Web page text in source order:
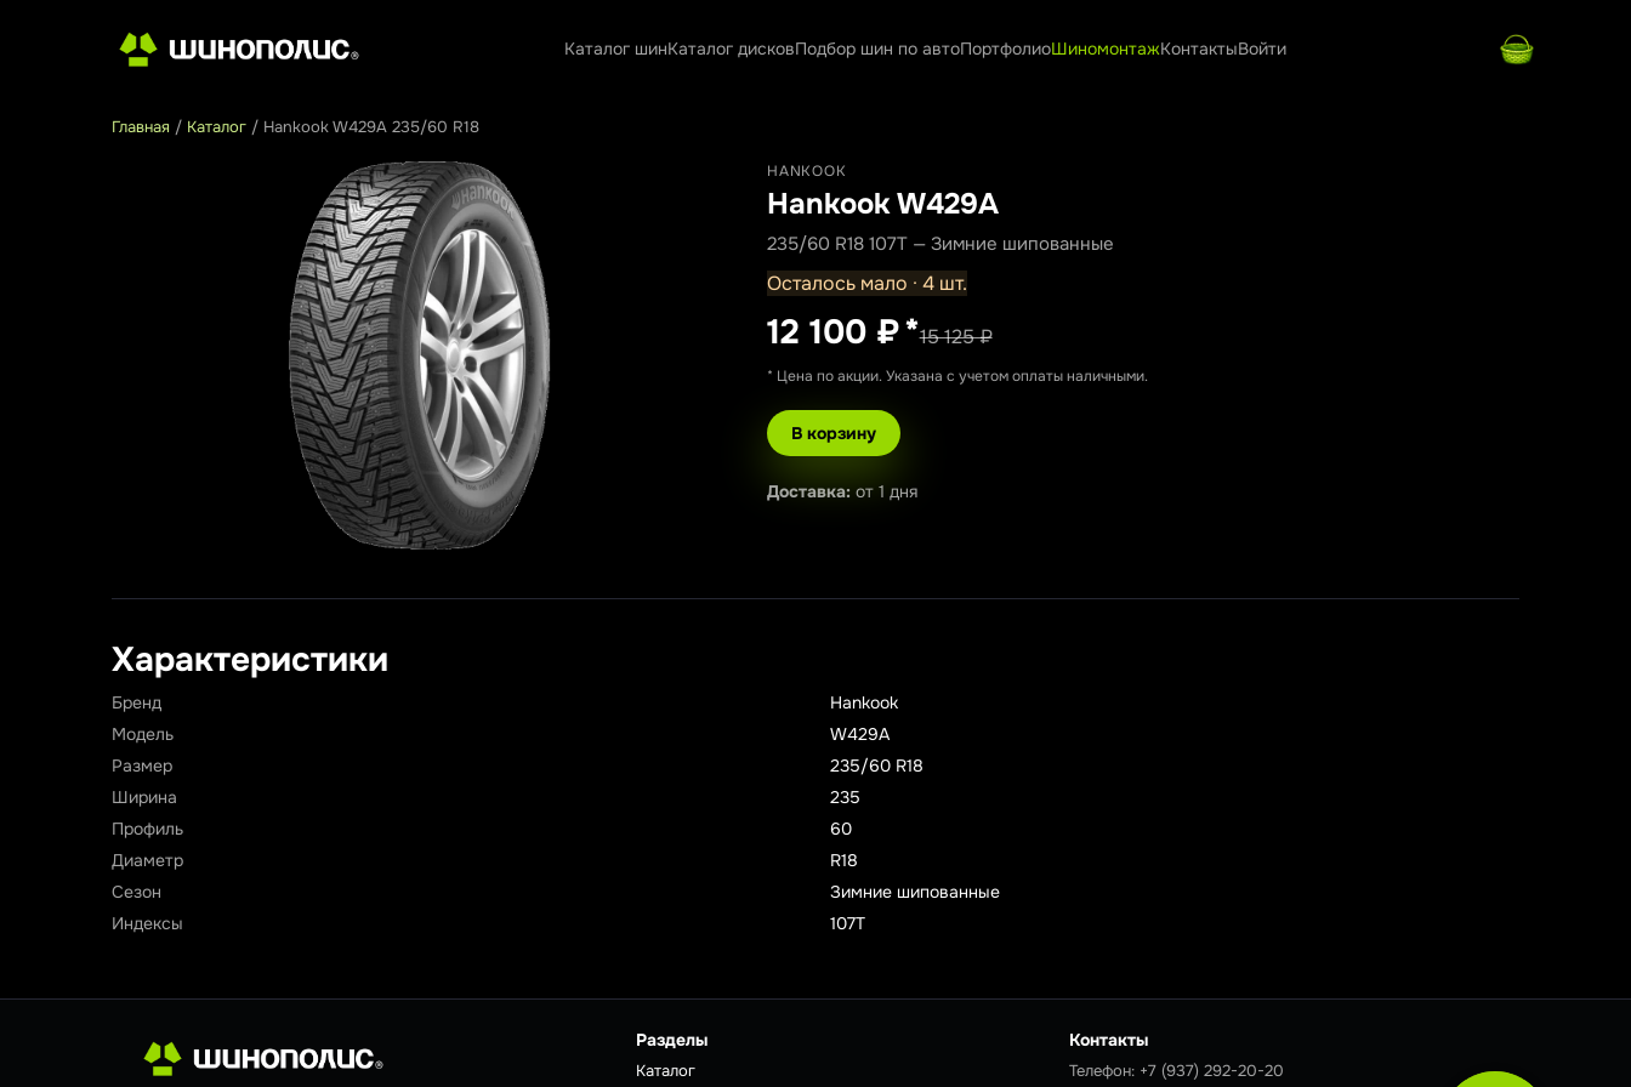
Каталог шинКаталог дисковПодбор шин по автоПортфолиоШиномонтажКонтактыВойти
Главная / Каталог / Hankook W429А 235/60 R18
HANKOOK
Hankook W429А
235/60 R18 107T — Зимние шипованные
Осталось мало · 4 шт.
12 100 ₽*15 125 ₽
* Цена по акции. Указана с учетом оплаты наличными.
В корзину
Доставка: от 1 дня
Характеристики
Бренд
Hankook
Модель
W429А
Размер
235/60 R18
Ширина
235
Профиль
60
Диаметр
R18
Сезон
Зимние шипованные
Индексы
107T
Разделы
Каталог
Контакты
Телефон: +7 (937) 292-20-20